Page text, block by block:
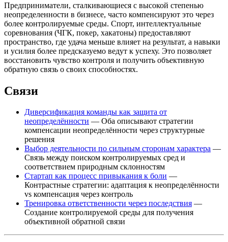
Предприниматели, сталкивающиеся с высокой степенью
неопределенности в бизнесе, часто компенсируют это через
более контролируемые среды. Спорт, интеллектуальные
соревнования (ЧГК, покер, хакатоны) предоставляют
пространство, где удача меньше влияет на результат, а навыки
и усилия более предсказуемо ведут к успеху. Это позволяет
восстановить чувство контроля и получить объективную
обратную связь о своих способностях.
Связи
Диверсификация команды как защита от
неопределённости — Оба описывают стратегии
компенсации неопределённости через структурные
решения
Выбор деятельности по сильным сторонам характера —
Связь между поиском контролируемых сред и
соответствием природным склонностям
Стартап как процесс привыкания к боли —
Контрастные стратегии: адаптация к неопределённости
vs компенсация через контроль
Тренировка ответственности через последствия —
Создание контролируемой среды для получения
объективной обратной связи